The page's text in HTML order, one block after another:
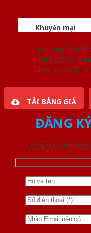
Khuyến mại
Quà tặng đồ nội
Giảm trực tiếp khi
Nhiều ưu đãi lớn
TẢI BẢNG GIÁ
ĐĂNG
Đăng ký nhận